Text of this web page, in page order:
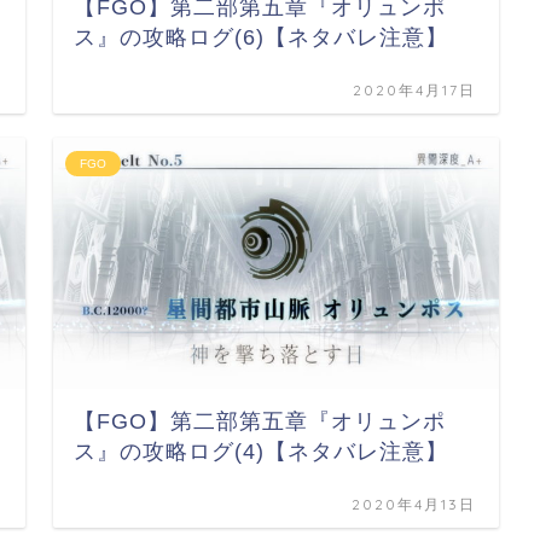
【FGO】第二部第五章『オリュンポ
ス』の攻略ログ(6)【ネタバレ注意】
2020年4月17日
FGO
【FGO】第二部第五章『オリュンポ
ス』の攻略ログ(4)【ネタバレ注意】
2020年4月13日